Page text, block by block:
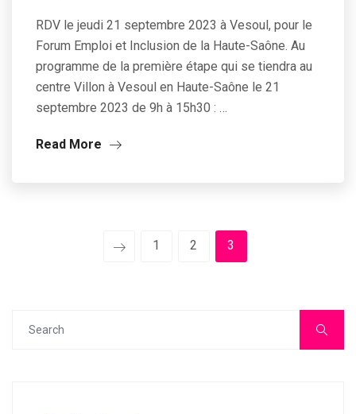
RDV le jeudi 21 septembre 2023 à Vesoul, pour le
Forum Emploi et Inclusion de la Haute-Saône. Au
programme de la première étape qui se tiendra au
centre Villon à Vesoul en Haute-Saône le 21
septembre 2023 de 9h à 15h30 : …
Read More
1 2 3